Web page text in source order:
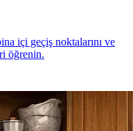
içi geçiş noktalarını ve
öğrenin.